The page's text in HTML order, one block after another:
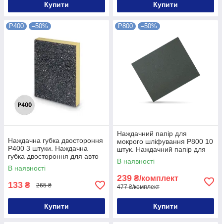
Купити Купити
P400 –50%
Наждачна губка двостороння
P400 3 штуки. Наждачна
губка двостороння для авто
Very Fine 3 штуки
В наявності
133 ₴ 265 ₴
Купити
P800 –50%
Наждачний папір для
мокрого шліфування P800 10
штук. Наждачний папір для
авто P800 10 штук
В наявності
239 ₴/комплект
477 ₴/комплект
Купити